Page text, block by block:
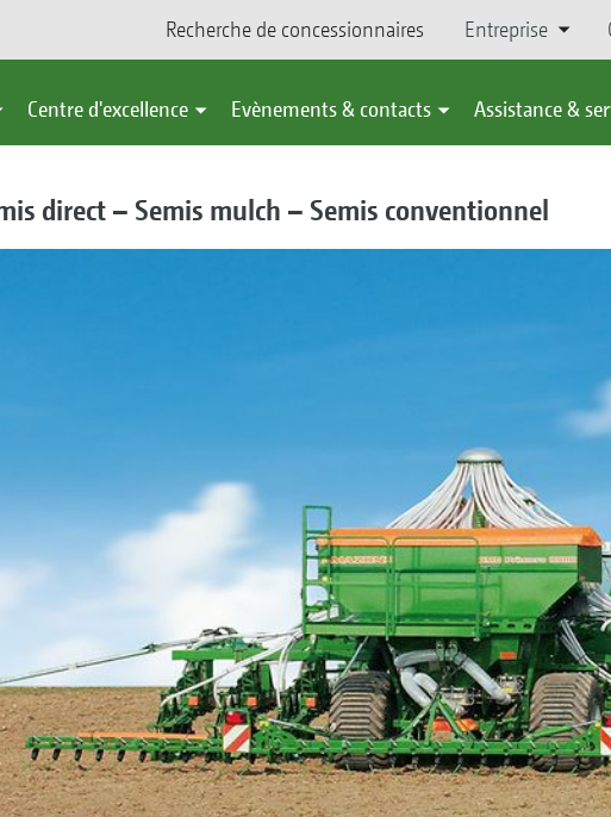
Recherche de concessionnaires Entreprise
Centre d'excellence Evènements & contacts Assistance &
direct – Semis mulch – Semis conventionnel